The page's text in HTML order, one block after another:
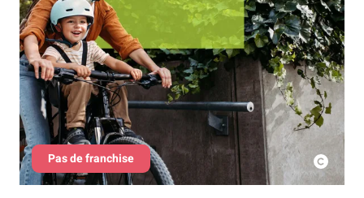
Pas de franchise